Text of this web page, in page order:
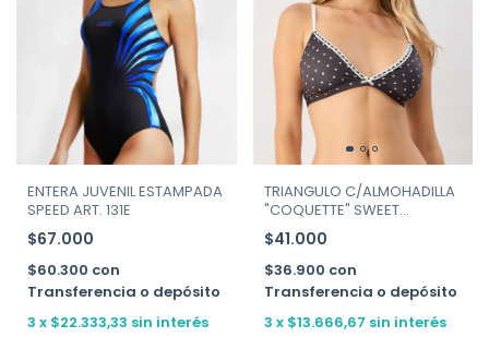
ENTERA JUVENIL ESTAMPADA
SPEED ART. 131E
$67.000
$60.300 con
Transferencia o depósito
3 x $22.333,33 sin interés
TRIANGULO C/ALMOHADILLA
"COQUETTE" SWEET
VICTORIAN ART. 134-212
$41.000
$36.900 con
Transferencia o depósito
3 x $13.666,67 sin interés